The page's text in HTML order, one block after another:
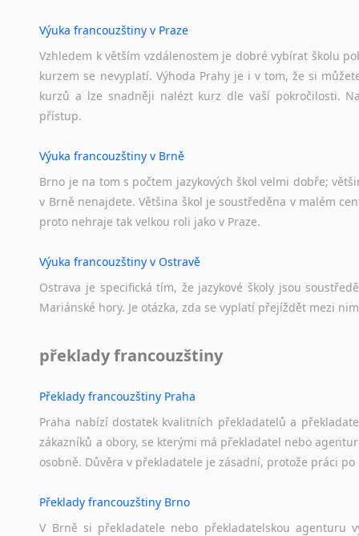
Výuka francouzštiny v Praze
Vzhledem k větším vzdálenostem je dobré vybírat školu
kurzem se nevyplatí. Výhoda Prahy je i v tom, že si
kurzů a lze snadněji nalézt kurz dle vaší pokročilosti.
přístup.
Výuka francouzštiny v Brně
Brno je na tom s počtem jazykových škol velmi dobře;
v Brně nenajdete. Většina škol je soustředěna v malém
proto nehraje tak velkou roli jako v Praze.
Výuka francouzštiny v Ostravě
Ostrava je specifická tím, že jazykové školy jsou
Mariánské hory. Je otázka, zda se vyplatí přejíždět mezi
překlady francouzštiny
Překlady francouzštiny Praha
Praha nabízí dostatek kvalitních překladatelů a
zákazníků a obory, se kterými má překladatel nebo
osobně. Důvěra v překladatele je zásadní, protože práci
Překlady francouzštiny Brno
V Brně si překladatele nebo překladatelskou agenturu